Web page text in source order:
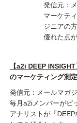
発信元：
マーケテ
ジニアの
優れた点
【a2i DEEP
のマーケティング測
発信元：メールマガ
毎月a2iメンバーがピ
アナリストが「